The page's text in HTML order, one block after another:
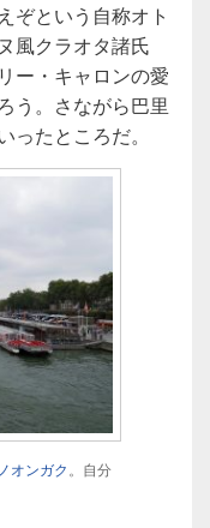
ぞという自称オト
風クラオタ諸氏
ー・キャロンの愛
う。さながら巴里
たところだ。
オンガク 。自分